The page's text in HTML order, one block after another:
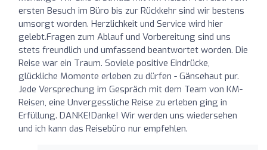
ersten Besuch im Büro bis zur Rückkehr sind wir bestens
umsorgt worden. Herzlichkeit und Service wird hier
gelebt.Fragen zum Ablauf und Vorbereitung sind uns
stets freundlich und umfassend beantwortet worden. Die
Reise war ein Traum. Soviele positive Eindrücke,
glückliche Momente erleben zu dürfen - Gänsehaut pur.
Jede Versprechung im Gespräch mit dem Team von KM-
Reisen, eine Unvergessliche Reise zu erleben ging in
Erfüllung. DANKE!Danke! Wir werden uns wiedersehen
und ich kann das Reisebüro nur empfehlen.